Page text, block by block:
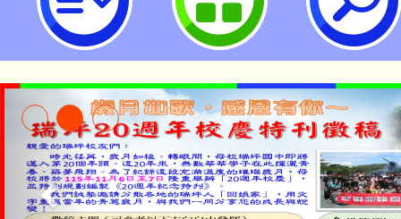
放日「我的選擇權~以國中會考成
專」活動-桃園市立瑞坪國民中學